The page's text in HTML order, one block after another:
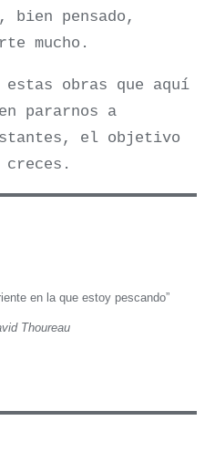
bien pensado,
mucho.
estas obras que aquí
pararnos a
el objetivo
creces.
en la que estoy pescando”
Thoureau